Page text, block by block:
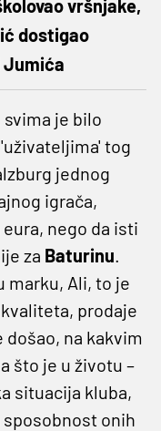
vršnjake,
dostigao
Jumića
je bilo
tog
jednog
igrača,
nego da isti
za Baturinu
marku, Ali, to je
prodaje
došao, na kakvim
što je u životu –
situacija kluba,
onih